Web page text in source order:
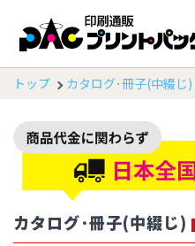
トップ カタログ･冊子(中綴じ)
カタログ･冊子(中綴じ)